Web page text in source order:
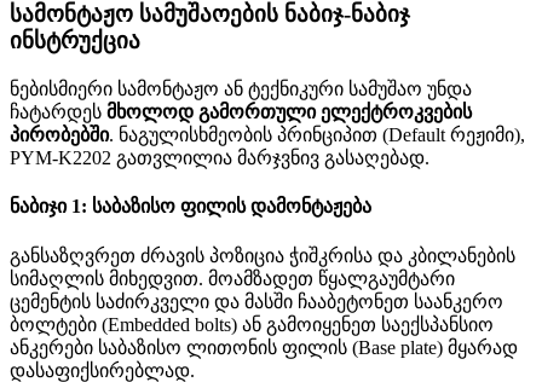
სამონტაჟო სამუშაოების ნაბიჯ-ნაბიჯ
ინსტრუქცია
ნებისმიერი სამონტაჟო ან ტექნიკური სამუშაო უნდა
ჩატარდეს მხოლოდ გამორთული ელექტროკვების
პირობებში. ნაგულისხმეობის პრინციპით (Default რეჟიმი),
PYM-K2202 გათვლილია მარჯვნივ გასაღებად.
ნაბიჯი 1: საბაზისო ფილის დამონტაჟება
განსაზღვრეთ ძრავის პოზიცია ჭიშკრისა და კბილანების
სიმაღლის მიხედვით. მოამზადეთ წყალგაუმტარი
ცემენტის საძირკველი და მასში ჩააბეტონეთ საანკერო
ბოლტები (Embedded bolts) ან გამოიყენეთ საექსპანსიო
ანკერები საბაზისო ლითონის ფილის (Base plate) მყარად
დასაფიქსირებლად.